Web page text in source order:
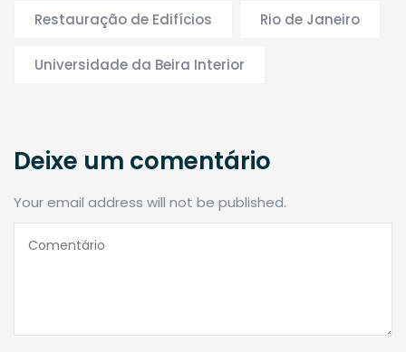
Restauração de Edifícios Rio de Janeiro
Universidade da Beira Interior
Deixe um comentário
Your email address will not be published.